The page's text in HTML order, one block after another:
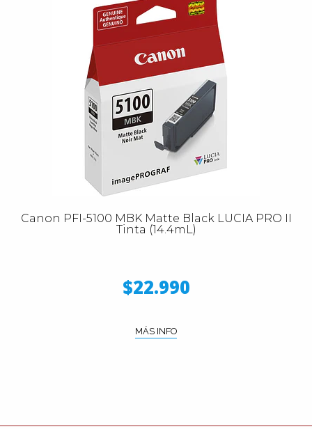
Canon PFI-5100 MBK Matte Black LUCIA PRO II
Tinta (14.4mL)
$22.990
MÁS INFO